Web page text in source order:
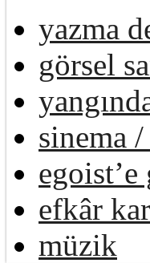
yazma
görsel
sinema
efkâr
müzik